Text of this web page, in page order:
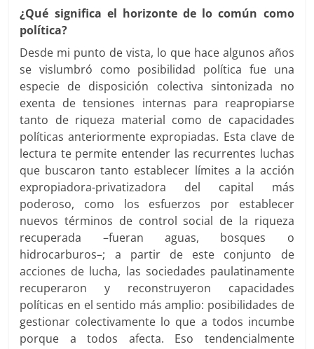
¿Qué significa el horizonte de lo común como
política?
Desde mi punto de vista, lo que hace algunos años
se vislumbró como posibilidad política fue una
especie de disposición colectiva sintonizada no
exenta de tensiones internas para reapropiarse
tanto de riqueza material como de capacidades
políticas anteriormente expropiadas. Esta clave de
lectura te permite entender las recurrentes luchas
que buscaron tanto establecer límites a la acción
expropiadora-privatizadora del capital más
poderoso, como los esfuerzos por establecer
nuevos términos de control social de la riqueza
recuperada –fueran aguas, bosques o
hidrocarburos–; a partir de este conjunto de
acciones de lucha, las sociedades paulatinamente
recuperaron y reconstruyeron capacidades
políticas en el sentido más amplio: posibilidades de
gestionar colectivamente lo que a todos incumbe
porque a todos afecta. Eso tendencialmente